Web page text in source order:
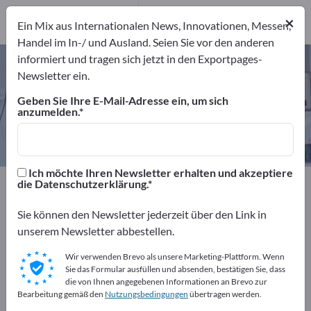
Infrarotmessgeräte – Hersteller
Anbieter Hersteller
8
8
Exportpages Medizin & Labor
Kostenlos inserieren auf
Exportpages!
Bedarfe – Angebote – Gebrauchtwaren –
Geschäftskontakte>> hier starten
×
Ein Mix aus Internationalen News, Innovationen, Messen,
Handel im In-/ und Ausland. Seien Sie vor den anderen
informiert und tragen sich jetzt in den Exportpages-
Newsletter ein.
Geben Sie Ihre E-Mail-Adresse ein, um sich
anzumelden.
Ich möchte Ihren Newsletter erhalten und akzeptiere
die Datenschutzerklärung.
Sie können den Newsletter jederzeit über den Link in
unserem Newsletter abbestellen.
Wir verwenden Brevo als unsere Marketing-Plattform. Wenn
Sie das Formular ausfüllen und absenden, bestätigen Sie, dass
die von Ihnen angegebenen Informationen an Brevo zur
Bearbeitung gemäß den Nutzungsbedingungen übertragen werden.